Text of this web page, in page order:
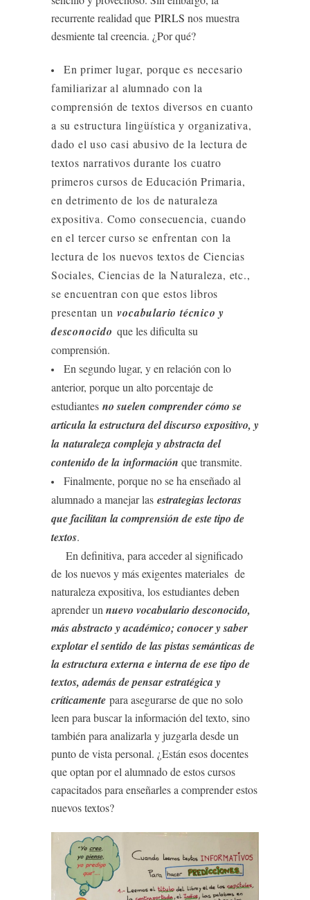
recurrente realidad que PIRLS nos muestra
desmiente tal creencia. ¿Por qué?
En primer lugar, porque es necesario
familiarizar al alumnado con la
comprensión de textos diversos en cuanto
a su estructura lingüística y organizativa,
dado el uso casi abusivo de la lectura de
textos narrativos durante los cuatro
primeros cursos de Educación Primaria,
en detrimento de los de naturaleza
expositiva. Como consecuencia, cuando
en el tercer curso se enfrentan con la
lectura de los nuevos textos de Ciencias
Sociales, Ciencias de la Naturaleza, etc.,
se encuentran con que estos libros
presentan un vocabulario técnico y
desconocido que les dificulta su
comprensión.
En segundo lugar, y en relación con lo
anterior, porque un alto porcentaje de
estudiantes no suelen comprender cómo se
articula la estructura del discurso expositivo, y
la naturaleza compleja y abstracta del
contenido de la información que transmite.
Finalmente, porque no se ha enseñado al
alumnado a manejar las estrategiaslectoras
que facilitan la comprensión de este tipo de
textos.
En definitiva, para acceder al significado
de los nuevos y más exigentes materiales de
naturaleza expositiva, los estudiantes deben
aprender unnuevo vocabulario desconocido,
más abstracto y académico; conocer y saber
explotar el sentido de las pistas semánticas de
la estructura externa e interna de ese tipo de
textos, además de pensar estratégica y
críticamente para asegurarse de que no solo
leen para buscar la información del texto, sino
también para analizarla y juzgarla desde un
punto de vista personal. ¿Están esos docentes
que optan por el alumnado de estos cursos
capacitados para enseñarles a comprender estos
nuevos textos?